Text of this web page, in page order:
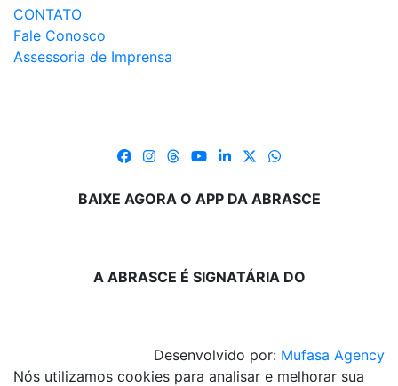
CONTATO
Fale Conosco
Assessoria de Imprensa
BAIXE AGORA O APP DA ABRASCE
A ABRASCE É SIGNATÁRIA DO
Desenvolvido por: Mufasa Agency
Nós utilizamos cookies para analisar e melhorar sua